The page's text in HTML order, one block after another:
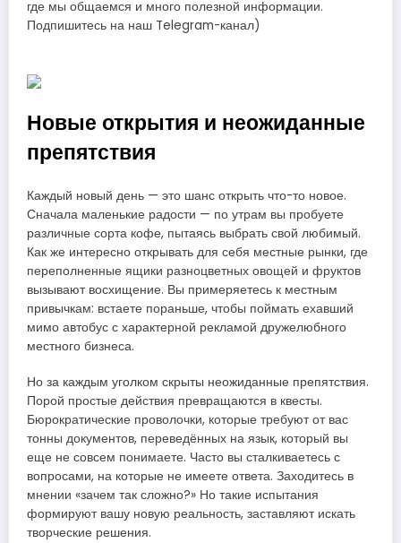
где мы общаемся и много полезной информации.
Подпишитесь на наш Telegram-канал)
Новые открытия и неожиданные
препятствия
Каждый новый день — это шанс открыть что-то новое.
Сначала маленькие радости — по утрам вы пробуете
различные сорта кофе, пытаясь выбрать свой любимый.
Как же интересно открывать для себя местные рынки, где
переполненные ящики разноцветных овощей и фруктов
вызывают восхищение. Вы примеряетесь к местным
привычкам: встаете пораньше, чтобы поймать ехавший
мимо автобус с характерной рекламой дружелюбного
местного бизнеса.
Но за каждым уголком скрыты неожиданные препятствия.
Порой простые действия превращаются в квесты.
Бюрократические проволочки, которые требуют от вас
тонны документов, переведённых на язык, который вы
еще не совсем понимаете. Часто вы сталкиваетесь с
вопросами, на которые не имеете ответа. Заходитесь в
мнении «зачем так сложно?» Но такие испытания
формируют вашу новую реальность, заставляют искать
творческие решения.